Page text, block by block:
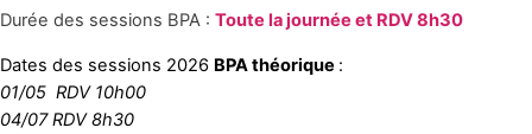
Durée des sessions BPA : Toute la journée et RDV 8h30
Dates des sessions 2026 BPA théorique :
01/05 RDV 10h00
04/07 RDV 8h30